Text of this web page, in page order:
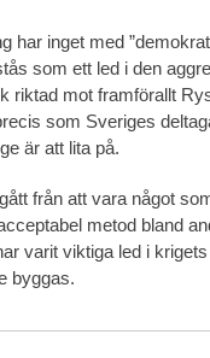
har inget med
som ett led i den
riktad mot framförallt
som Sveriges
är att lita på.
från att vara något
metod bland
varit viktiga led i
byggas.